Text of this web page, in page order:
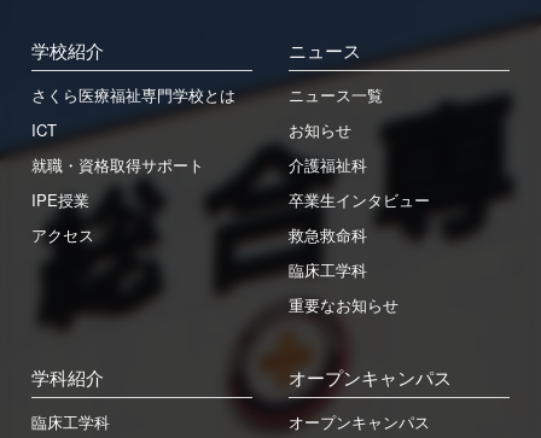
学校紹介
さくら医療福祉専門学校とは
ICT
就職・資格取得サポート
IPE授業
アクセス
ニュース
ニュース一覧
お知らせ
介護福祉科
卒業生インタビュー
救急救命科
臨床工学科
重要なお知らせ
学科紹介
臨床工学科
オープンキャンパス
オープンキャンパス